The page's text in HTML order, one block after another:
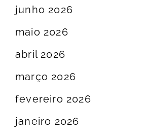
junho 2026
maio 2026
abril 2026
março 2026
fevereiro 2026
janeiro 2026